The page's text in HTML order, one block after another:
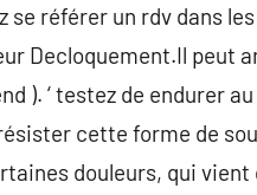
se référer un rdv dans
Decloquement.Il
). ‘ testez de endurer
cette forme de
douleurs, qui vient